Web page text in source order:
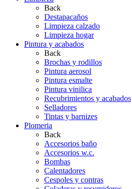
Back
Destapacaños
Limpieza calzado
Limpieza hogar
Pintura y acabados
Back
Brochas y rodillos
Pintura aerosol
Pintura esmalte
Pintura vinilica
Recubrimientos y acabados
Selladores
Tintas y barnizes
Plomeria
Back
Accesorios baño
Accesorios w.c.
Bombas
Calentadores
Cespoles y contras